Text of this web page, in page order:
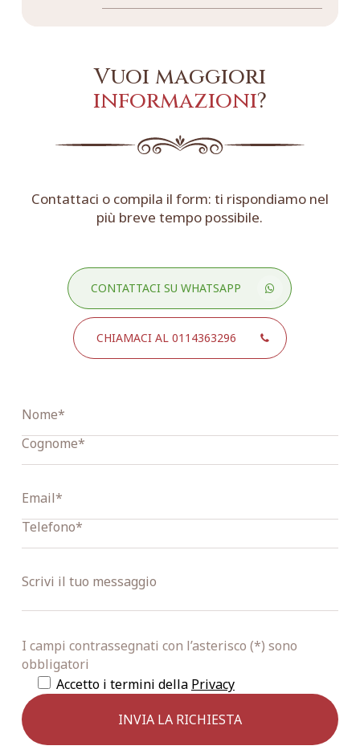
Vuoi maggiori
informazioni?
Contattaci o compila il form: ti rispondiamo nel
più breve tempo possibile.
CONTATTACI SU WHATSAPP
CHIAMACI AL 0114363296
I campi contrassegnati con l’asterisco (*) sono
obbligatori
Accetto i termini della Privacy